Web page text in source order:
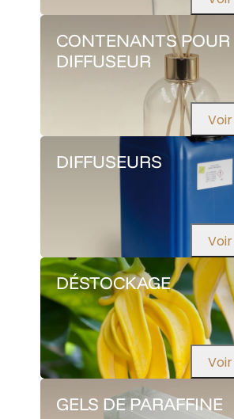
CONTENANTS POUR
DIFFUSEUR
DIFFUSEURS
DÉSTOCKAGE
GELS DE PARAFFINE